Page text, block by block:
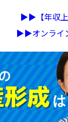
▶︎▶︎【年収
▶︎▶︎オンライ